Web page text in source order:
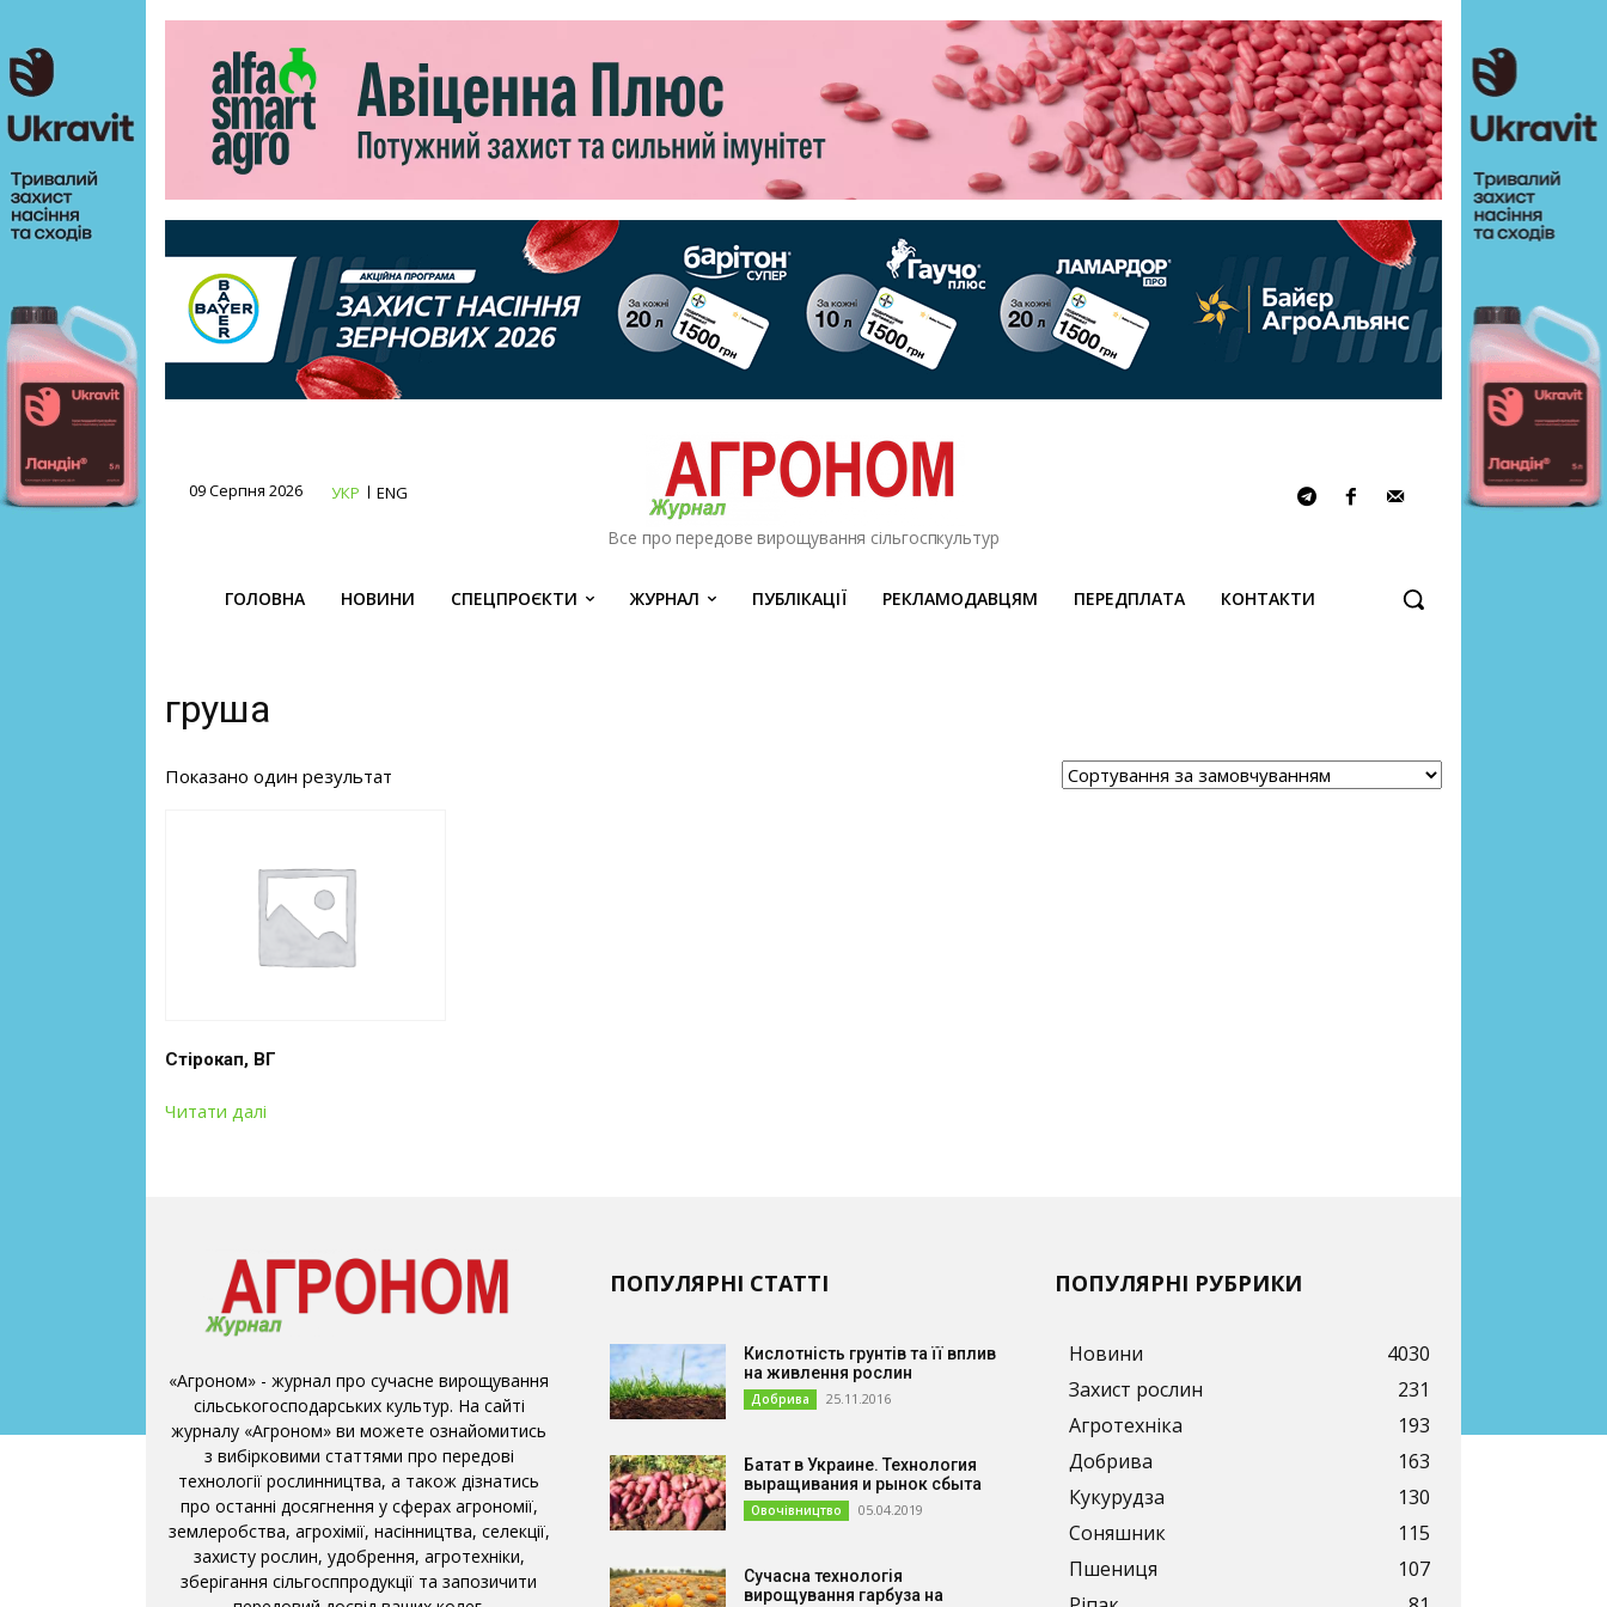
09 Серпня 2026 УКР ENG
Все про передове вирощування сільгоспкультур
ГОЛОВНА НОВИНИ СПЕЦПРОЄКТИ ЖУРНАЛ ПУБЛІКАЦІЇ РЕКЛАМОДАВЦЯМ ПЕРЕДПЛАТА КОНТАКТИ
груша
Показано один результат
Стірокап, ВГ
Читати далі
«Агроном» - журнал про сучасне вирощування
сільськогосподарських культур. На сайті
журналу «Агроном» ви можете ознайомитись
з вибірковими статтями про передові
технології рослинництва, а також дізнатись
про останні досягнення у сферах агрономії,
землеробства, агрохімії, насінництва, селекції,
захисту рослин, удобрення, агротехніки,
зберігання сільгосппродукції та запозичити
ПОПУЛЯРНІ СТАТТІ
Кислотність грунтів та її вплив
на живлення рослин
Добрива 25.11.2016
Батат в Украине. Технология
выращивания и рынок сбыта
Овочівництво 05.04.2019
Сучасна технологія
вирощування гарбуза на
ПОПУЛЯРНІ РУБРИКИ
Новини
4030
Захист рослин
231
Агротехніка
193
Добрива
163
Кукурудза
130
Соняшник
115
Пшениця
107